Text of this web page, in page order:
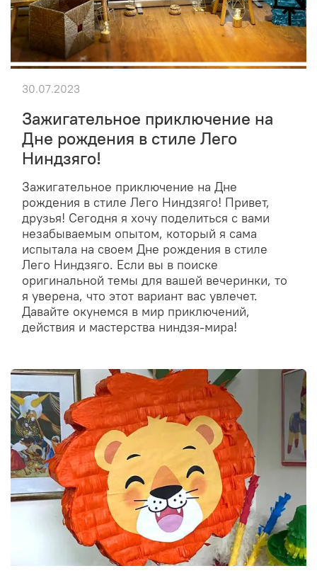
Зажигательное приключение на
Дне рождения в стиле Лего
Ниндзяго!
Зажигательное приключение на Дне
рождения в стиле Лего Ниндзяго! Привет,
друзья! Сегодня я хочу поделиться с вами
незабываемым опытом, который я сама
испытала на своем Дне рождения в стиле
Лего Ниндзяго. Если вы в поиске
оригинальной темы для вашей вечеринки, то
я уверена, что этот вариант вас увлечет.
Давайте окунемся в мир приключений,
действия и мастерства ниндзя-мира!
30.07.2023